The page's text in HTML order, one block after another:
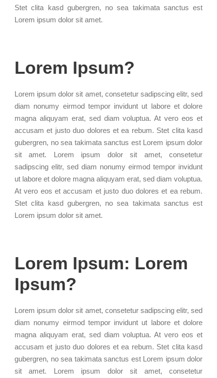
Stet clita kasd gubergren, no sea takimata sanctus est
Lorem ipsum dolor sit amet.
Lorem Ipsum?
Lorem ipsum dolor sit amet, consetetur sadipscing elitr, sed
diam nonumy eirmod tempor invidunt ut labore et dolore
magna aliquyam erat, sed diam voluptua. At vero eos et
accusam et justo duo dolores et ea rebum. Stet clita kasd
gubergren, no sea takimata sanctus est Lorem ipsum dolor
sit amet. Lorem ipsum dolor sit amet, consetetur
sadipscing elitr, sed diam nonumy eirmod tempor invidunt
ut labore et dolore magna aliquyam erat, sed diam voluptua.
At vero eos et accusam et justo duo dolores et ea rebum.
Stet clita kasd gubergren, no sea takimata sanctus est
Lorem ipsum dolor sit amet.
Lorem Ipsum: Lorem
Ipsum?
Lorem ipsum dolor sit amet, consetetur sadipscing elitr, sed
diam nonumy eirmod tempor invidunt ut labore et dolore
magna aliquyam erat, sed diam voluptua. At vero eos et
accusam et justo duo dolores et ea rebum. Stet clita kasd
gubergren, no sea takimata sanctus est Lorem ipsum dolor
sit amet. Lorem ipsum dolor sit amet, consetetur